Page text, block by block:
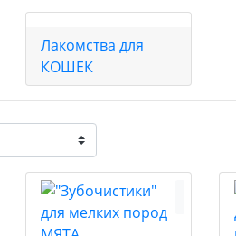
Лакомства для
КОШЕК